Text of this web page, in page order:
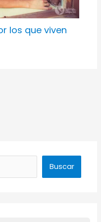
los que viven
Buscar